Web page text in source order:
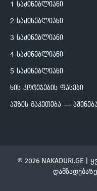
1 საძინებლიანი
2 საძინებლიანი
3 საძინებლიანი
4 საძინებლიანი
5 საძინებლიანი
ხის კოტეჯების ფასები
აუზის გაკეთება —
© 2026
დამზადება